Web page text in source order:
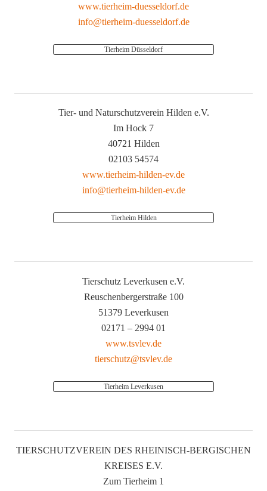
www.tierheim-duesseldorf.de
info@tierheim-duesseldorf.de
Tierheim Düsseldorf
Tier- und Naturschutzverein Hilden e.V.
Im Hock 7
40721 Hilden
02103 54574
www.tierheim-hilden-ev.de
info@tierheim-hilden-ev.de
Tierheim Hilden
Tierschutz Leverkusen e.V.
Reuschenbergerstraße 100
51379 Leverkusen
02171 – 2994 01
www.tsvlev.de
tierschutz@tsvlev.de
Tierheim Leverkusen
TIERSCHUTZVEREIN DES RHEINISCH-BERGISCHEN
KREISES E.V.
Zum Tierheim 1